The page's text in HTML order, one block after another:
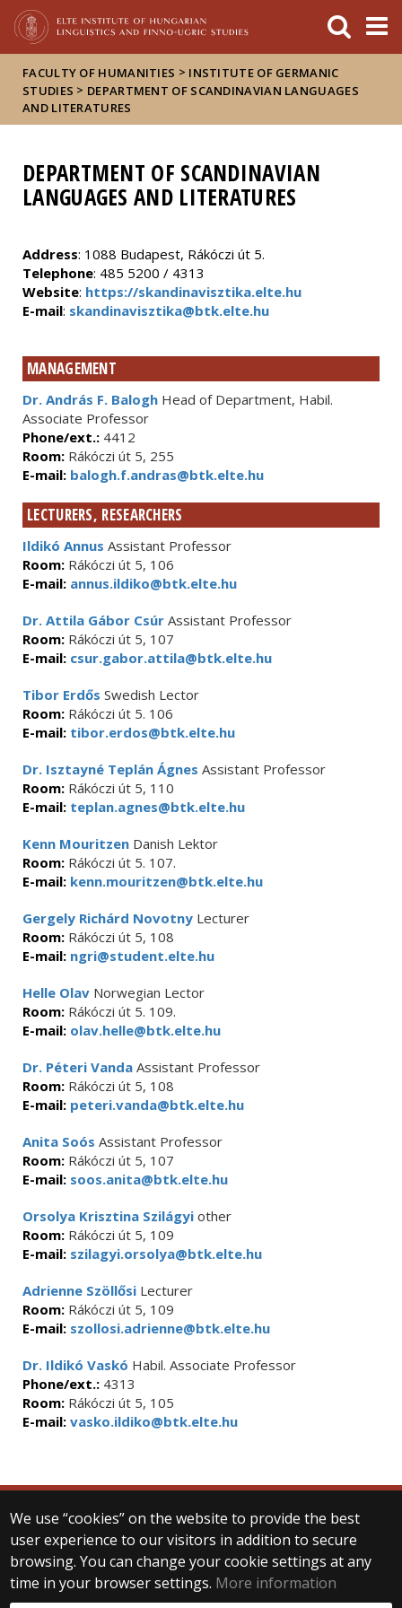
FACULTY OF HUMANITIES > INSTITUTE OF GERMANIC
STUDIES > DEPARTMENT OF SCANDINAVIAN LANGUAGES
AND LITERATURES
DEPARTMENT OF SCANDINAVIAN
LANGUAGES AND LITERATURES
Address: 1088 Budapest, Rákóczi út 5.
Telephone: 485 5200 / 4313
Website: https://skandinavisztika.elte.hu
E-mail: skandinavisztika@btk.elte.hu
MANAGEMENT
Dr. András F. Balogh Head of Department, Habil.
Associate Professor
Phone/ext.: 4412
Room: Rákóczi út 5, 255
E-mail: balogh.f.andras@btk.elte.hu
LECTURERS, RESEARCHERS
Ildikó Annus Assistant Professor
Room: Rákóczi út 5, 106
E-mail: annus.ildiko@btk.elte.hu
Dr. Attila Gábor Csúr Assistant Professor
Room: Rákóczi út 5, 107
E-mail: csur.gabor.attila@btk.elte.hu
Tibor Erdős Swedish Lector
Room: Rákóczi út 5. 106
E-mail: tibor.erdos@btk.elte.hu
Dr. Isztayné Teplán Ágnes Assistant Professor
Room: Rákóczi út 5, 110
E-mail: teplan.agnes@btk.elte.hu
Kenn Mouritzen Danish Lektor
Room: Rákóczi út 5. 107.
E-mail: kenn.mouritzen@btk.elte.hu
Gergely Richárd Novotny Lecturer
Room: Rákóczi út 5, 108
E-mail: ngri@student.elte.hu
Helle Olav Norwegian Lector
Room: Rákóczi út 5. 109.
E-mail: olav.helle@btk.elte.hu
Dr. Péteri Vanda Assistant Professor
Room: Rákóczi út 5, 108
E-mail: peteri.vanda@btk.elte.hu
Anita Soós Assistant Professor
Room: Rákóczi út 5, 107
E-mail: soos.anita@btk.elte.hu
Orsolya Krisztina Szilágyi other
Room: Rákóczi út 5, 109
E-mail: szilagyi.orsolya@btk.elte.hu
Adrienne Szöllősi Lecturer
Room: Rákóczi út 5, 109
E-mail: szollosi.adrienne@btk.elte.hu
Dr. Ildikó Vaskó Habil. Associate Professor
Phone/ext.: 4313
Room: Rákóczi út 5, 105
E-mail: vasko.ildiko@btk.elte.hu
We use “cookies” on the website to provide the best
user experience to our visitors in addition to secure
browsing. You can change your cookie settings at any
time in your browser settings. More information
© 2025 Eötvös Loránd University
All rights reserved.
H-1053 Budapest, Egyetem tér 1–3.
T: +36-1-411-6500